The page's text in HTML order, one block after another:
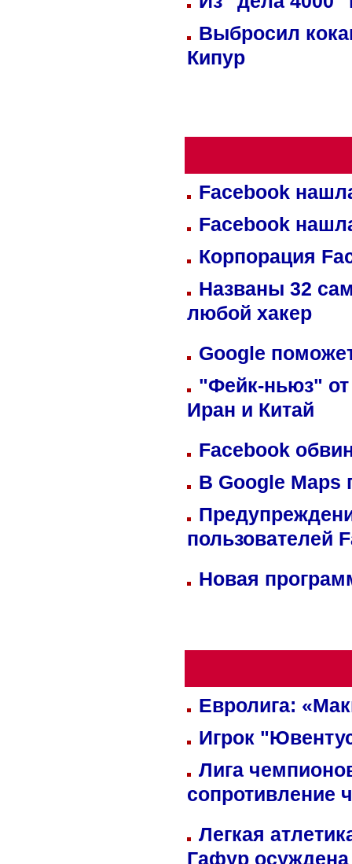
Выбросил
Кипур
Facebook
Facebook
Корпорация
Названы 32
любой хакер
Google
"Фейк-ньюз" от
Иран и Китай
Facebook
В Google Maps
пользователей
Новая
Евролига:
Игрок
Лига
сопротивление
Легкая